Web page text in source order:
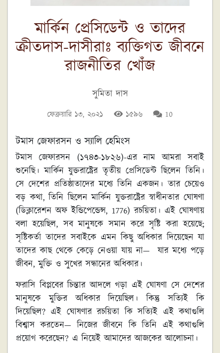
মার্কিন প্রেসিডেন্ট ও তাদের
ক্রীতদাস-দাসীরাঃ ব্যক্তিগত জীবনে
রাজনীতির খোঁজ
সুমিতা দাস
ফেব্রুয়ারি ১৩, ২০২১ ১৫৯৬ 10
টমাস জেফারসন ও স্যালি হেমিংস
টমাস জেফারসন (১৭৪৩-১৮২৬)-এর নাম আমরা সবাই
শুনেছি। মার্কিন যুক্তরাষ্ট্রের তৃতীয় প্রেসিডেন্ট ছিলেন তিনি।
সে দেশের প্রতিষ্ঠাতাদের মধ্যে তিনি একজন। তার চেয়েও
বড় কথা, তিনি ছিলেন মার্কিন যুক্তরাষ্ট্রের স্বাধীনতার ঘোষণা
(ডিক্লারেশন অফ ইন্ডিপেন্ডেন্স, 1776) রচয়িতা। এই ঘোষণায়
বলা হয়েছিল, সব মানুষকে সমান করে সৃষ্টি করা হয়েছে;
সৃষ্টিকর্তা তাদের সবাইকে এমন কিছু অধিকার দিয়েছেন যা
তাদের কাছ থেকে কেড়ে নেওয়া যায় না— যার মধ্যে পড়ে
জীবন, মুক্তি ও সুখের সন্ধানের অধিকার।
ফরাসি বিপ্লবের চিন্তার আদলে গড়া এই ঘোষণা সে দেশের
মানুষকে মুক্তির অধিকার দিয়েছিল। কিন্তু সত্যিই কি
দিয়েছিল? এই ঘোষণার রচয়িতা কি সত্যিই এই কথাগুলি
বিশ্বাস করতেন— নিজের জীবনে কি তিনি এই কথাগুলি
প্রয়োগ করেছেন? এ নিয়েই আমাদের আজকের আলোচনা।